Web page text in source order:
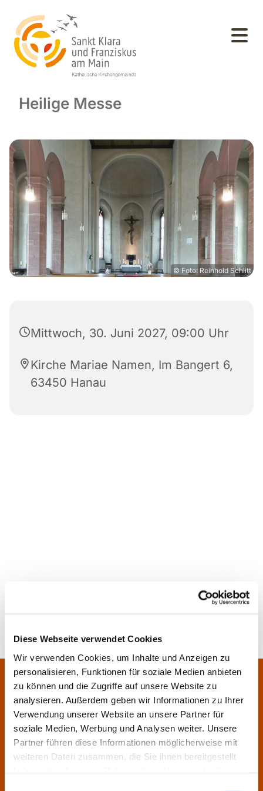
Diese Webseite verwendet Cookies
Wir verwenden Cookies, um Inhalte und Anzeigen zu
personalisieren, Funktionen für soziale Medien anbieten
zu können und die Zugriffe auf unsere Website zu
analysieren. Außerdem geben wir Informationen zu Ihrer
Verwendung unserer Website an unsere Partner für
soziale Medien, Werbung und Analysen weiter. Unsere
Partner führen diese Informationen möglicherweise mit
weiteren Daten zusammen, die Sie ihnen bereitgestellt
Heilige Messe
© Foto: Reinhold Schlitt
Mittwoch, 30. Juni 2027, 09:00 Uhr
Kirche Mariae Namen, Im Bangert 6,
63450 Hanau
Pfarrei Sankt Klara und Franziskus am Main
Zentrales Pfarrbüro:
Im Bangert 8,63450 Hanau
06181 9230070
pfarrei.klara-franziskus@bistum-fulda.de
Öffnungszeiten:
Montag
geschlossen